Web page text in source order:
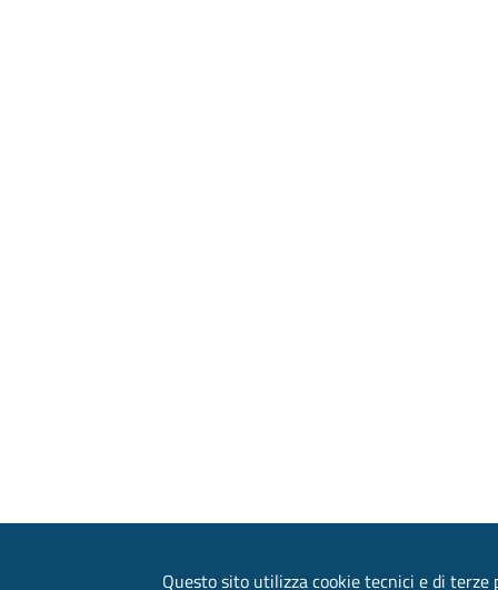
Questo sito utilizza cookie tecnici e di terze